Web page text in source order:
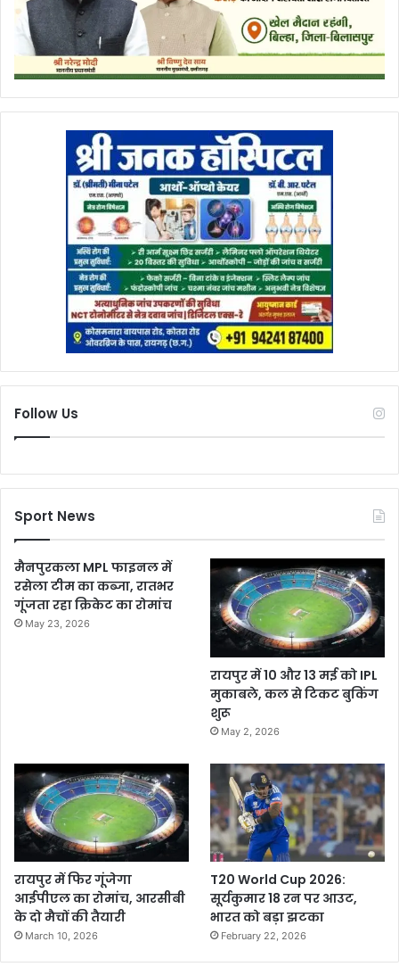
Follow Us
Sport News
मैनपुरकला MPL फाइनल में
रसेला टीम का कब्जा, रातभर
गूंजता रहा क्रिकेट का रोमांच
May 23, 2026
रायपुर में 10 और 13 मई को IPL
मुकाबले, कल से टिकट बुकिंग
शुरू
May 2, 2026
रायपुर में फिर गूंजेगा
आईपीएल का रोमांच, आरसीबी
के दो मैचों की तैयारी
March 10, 2026
T20 World Cup 2026:
सूर्यकुमार 18 रन पर आउट,
भारत को बड़ा झटका
February 22, 2026